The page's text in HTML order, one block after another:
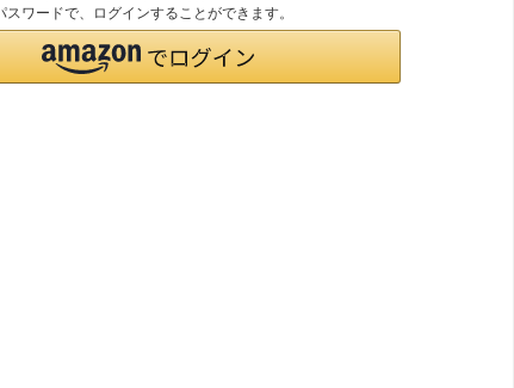
ワードで、ログインすることができます。